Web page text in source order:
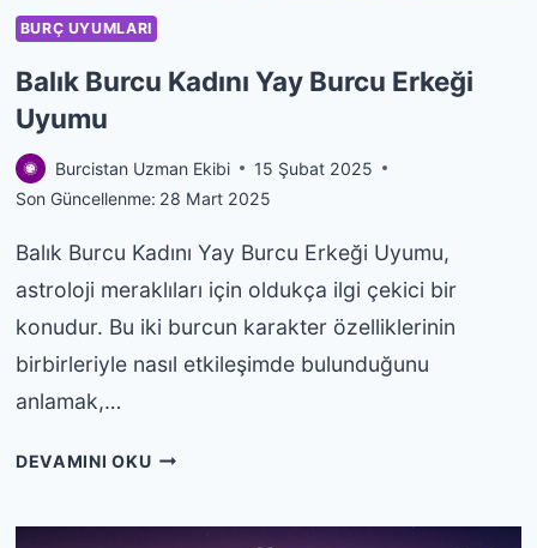
BURÇ UYUMLARI
Balık Burcu Kadını Yay Burcu Erkeği
Uyumu
Burcistan Uzman Ekibi
15 Şubat 2025
Son Güncellenme: 28 Mart 2025
Balık Burcu Kadını Yay Burcu Erkeği Uyumu,
astroloji meraklıları için oldukça ilgi çekici bir
konudur. Bu iki burcun karakter özelliklerinin
birbirleriyle nasıl etkileşimde bulunduğunu
anlamak,…
DEVAMINI OKUBALIK